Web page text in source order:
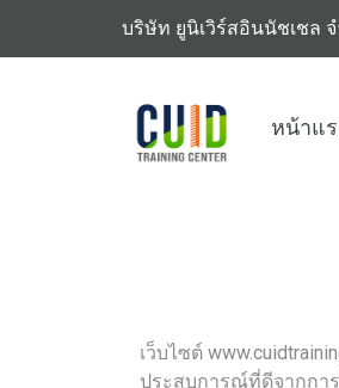
บริษัท ยูนิเวิร์สอินนัชเชล จ
หน้าแ
เว็บไซต์
ประสบการณ์ที่ดีจากกา